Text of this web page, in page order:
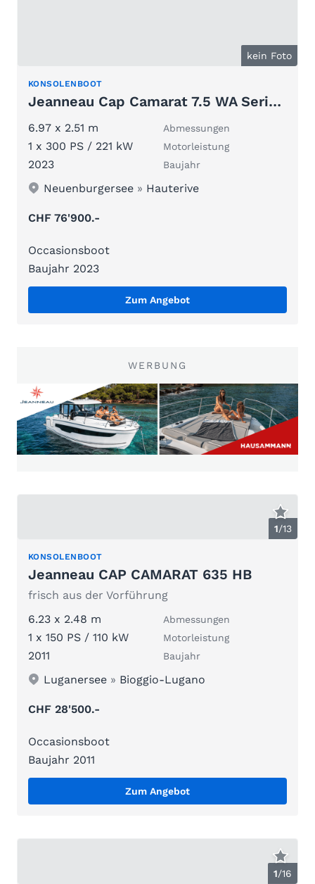
kein Foto
KONSOLENBOOT
Jeanneau Cap Camarat 7.5 WA Serie 3
6.97 x 2.51 m Abmessungen
1 x 300 PS / 221 kW Motorleistung
2023 Baujahr
Neuenburgersee » Hauterive
CHF 76'900.-
Occasionsboot
Baujahr 2023
Zum Angebot
WERBUNG
1/13
KONSOLENBOOT
Jeanneau CAP CAMARAT 635 HB
frisch aus der Vorführung
6.23 x 2.48 m
Abmessungen
1 x 150 PS / 110 kW Motorleistung
2011 Baujahr
Luganersee » Bioggio-Lugano
CHF 28'500.-
Occasionsboot
Baujahr 2011
Zum Angebot
1/16